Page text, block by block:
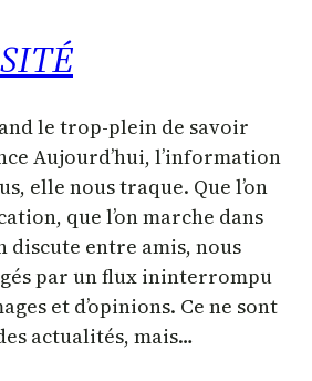
le trop-plein de savoir
Aujourd’hui, l’information
elle nous traque. Que l’on
que l’on marche dans
discute entre amis, nous
par un flux ininterrompu
et d’opinions. Ce ne sont
actualités, mais…